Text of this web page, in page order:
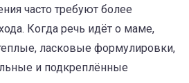
часто требуют более
Когда речь идёт о маме,
ласковые формулировки,
и подкреплённые